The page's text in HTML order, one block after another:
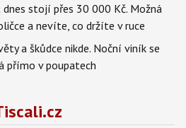
stojí přes 30 000 Kč. Možná
a nevíte, co držíte v ruce
a škůdce nikde. Noční viník se
přímo v poupatech